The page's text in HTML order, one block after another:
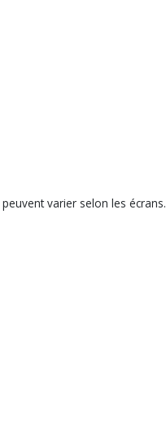
varier selon les écrans.